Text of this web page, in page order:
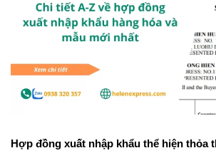
Hợp đồng xuất nhập khẩu thể hiện thỏa